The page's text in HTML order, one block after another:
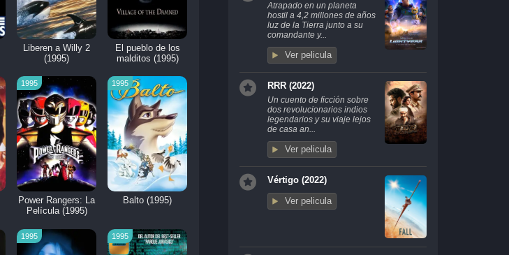
Liberen a Willy 2
(1995)
El pueblo de los
malditos (1995)
1995
Power Rangers: La
Película (1995)
1995
Balto (1995)
1995 1995
Atrapado en un planeta
hostil a 4,2 millones de años
luz de la Tierra junto a su
comandante y...
Ver pelicula
RRR (2022)
Un cuento de ficción sobre
dos revolucionarios indios
legendarios y su viaje lejos
de casa an...
Ver pelicula
Vértigo (2022)
Ver pelicula